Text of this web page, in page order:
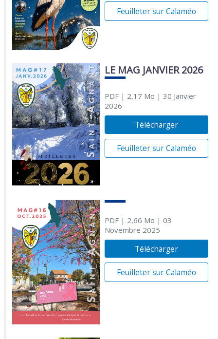
Feuilleter sur Calaméo
LE MAG JANVIER 2026
PDF| 2,17 Mo | 30 Janvier
2026
Télécharger
Feuilleter sur Calaméo
PDF| 2,66 Mo | 03
Novembre 2025
Télécharger
Feuilleter sur Calaméo